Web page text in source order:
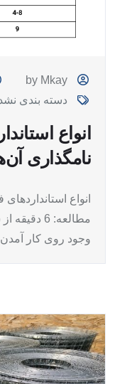
by Mkay
دسته بندی
انواع
نامگذاری
انواع
وجود روی کار